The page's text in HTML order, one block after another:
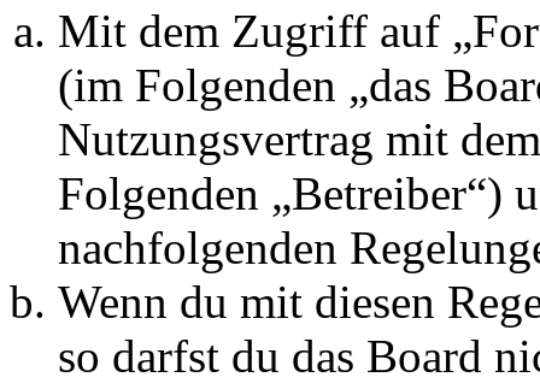
Mit dem Zugriff auf
(im Folgenden „das
Nutzungsvertrag mit
Folgenden „Betreiber“)
nachfolgenden
Wenn du mit diesen
so darfst du das Board